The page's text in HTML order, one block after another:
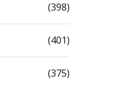
(398)
(401)
(375)